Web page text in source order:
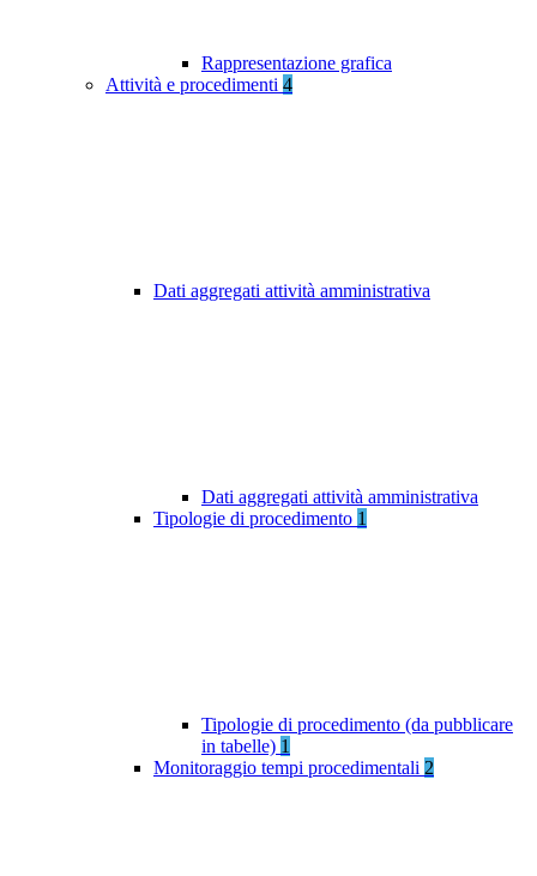
Rappresentazione grafica
Attività e procedimenti 4
Dati aggregati attività amministrativa
Dati aggregati attività amministrativa
Tipologie di procedimento 1
Tipologie di procedimento (da pubblicare
in tabelle) 1
Monitoraggio tempi procedimentali 2